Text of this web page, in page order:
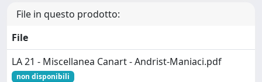
File in questo prodotto:
File
LA 21 - Miscellanea Canart - Andrist-Maniaci.pdf
non disponibili